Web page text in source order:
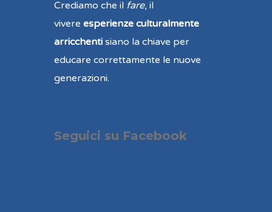
Crediamo che il fare, il
vivere esperienze culturalmente
arricchenti siano la chiave per
educare correttamente le nuove
generazioni.
Seguici su Facebook